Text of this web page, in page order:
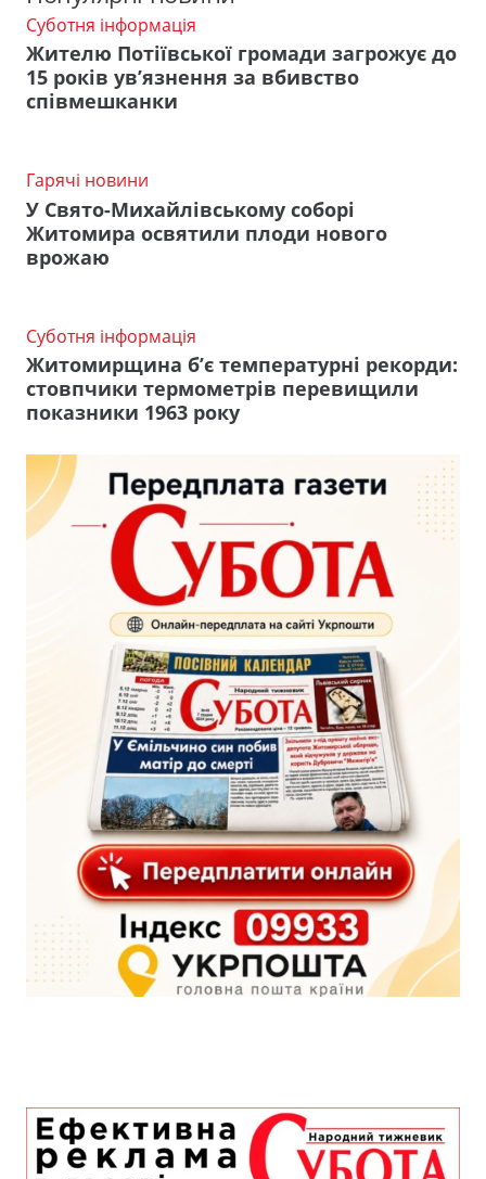
Суботня інформація
Жителю Потіївської громади загрожує до
15 років ув’язнення за вбивство
співмешканки
Гарячі новини
У Свято-Михайлівському соборі
Житомира освятили плоди нового
врожаю
Суботня інформація
Житомирщина б’є температурні рекорди:
стовпчики термометрів перевищили
показники 1963 року